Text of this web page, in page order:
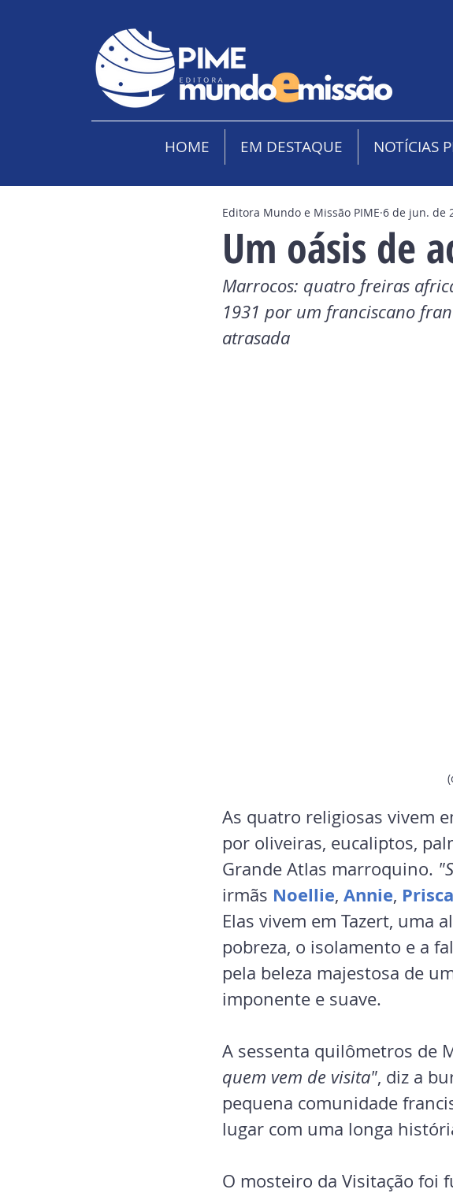
HOME EM DESTAQUE NOTÍCIAS
Um oásis de
Editora Mundo e Missão PIME 6 de jun. de
Marrocos: quatro freiras
1931 por um franciscano
atrasada
As quatro religiosas vivem
por oliveiras, eucaliptos,
Grande Atlas marroquino.
irmãs Noellie, Annie, Prisca
Elas vivem em Tazert, uma
pobreza, o isolamento e a
pela beleza majestosa de
imponente e suave.
A sessenta quilômetros de
quem vem de visita", diz a
pequena comunidade
lugar com uma longa
O mosteiro da Visitação foi